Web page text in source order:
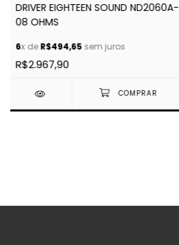
DRIVER EIGHTEEN SOUND ND2060A-
08 OHMS
6x deR$494,65 sem juros
R$2.967,90